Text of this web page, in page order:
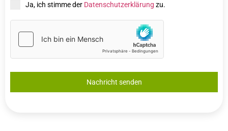
Ja, ich stimme der Datenschutzerklärung zu.
Nachricht senden